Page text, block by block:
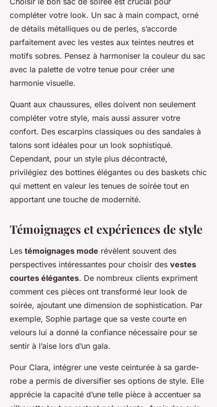
compléter votre look. Un sac à main compact, orné
de détails métalliques ou de perles, s’accorde
parfaitement avec les vestes aux teintes neutres et
motifs sobres. Pensez à harmoniser la couleur du sac
avec la palette de votre tenue pour créer une
harmonie visuelle.
Quant aux chaussures, elles doivent non seulement
compléter votre style, mais aussi assurer votre
confort. Des escarpins classiques ou des sandales à
talons sont idéales pour un look sophistiqué.
Cependant, pour un style plus décontracté,
privilégiez des bottines élégantes ou des baskets chic
qui mettent en valeur les tenues de soirée tout en
apportant une touche de modernité.
Témoignages et expériences de style
Les témoignages mode révèlent souvent des
perspectives intéressantes pour choisir des vestes
courtes élégantes. De nombreux clients expriment
comment ces pièces ont transformé leur look de
soirée, ajoutant une dimension de sophistication. Par
exemple, Sophie partage que sa veste courte en
velours lui a donné la confiance nécessaire pour se
sentir à l’aise lors d’un gala.
Pour Clara, intégrer une veste ceinturée à sa garde-
robe a permis de diversifier ses options de style. Elle
apprécie la capacité d’une telle pièce à accentuer sa